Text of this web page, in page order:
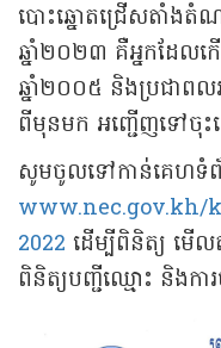
បោះឆ្នោតជ្រើសតាំងតំណ
ឆ្នាំ២០២៣ គឺអ្នកដែលក
ឆ្នាំ២០០៥ និងប្រជាពល
ពីមុនមក អញ្ជើញទៅចុះឈ្
សូមចូលទៅកាន់គេហទំព័
2022 ដើម្បីពិនិត្យ មើល
ពិនិត្យបញ្ជីឈ្មោះ និងកា